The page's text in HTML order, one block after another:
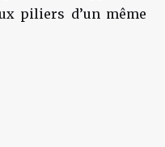
piliers d’un même